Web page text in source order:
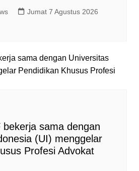
Jumat 7 Agustus 2026
bekerja sama dengan
(UI) menggelar
Profesi Advokat